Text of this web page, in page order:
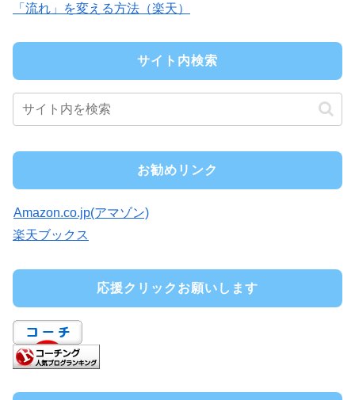
「流れ」を変える方法（楽天）
サイト内検索
お勧めリンク
Amazon.co.jp(アマゾン)
楽天ブックス
応援クリックお願いします